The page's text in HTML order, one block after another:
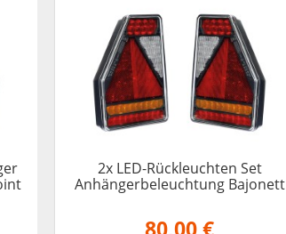
2x LED-Rückleuchten Set
Anhängerbeleuchtung Bajonett